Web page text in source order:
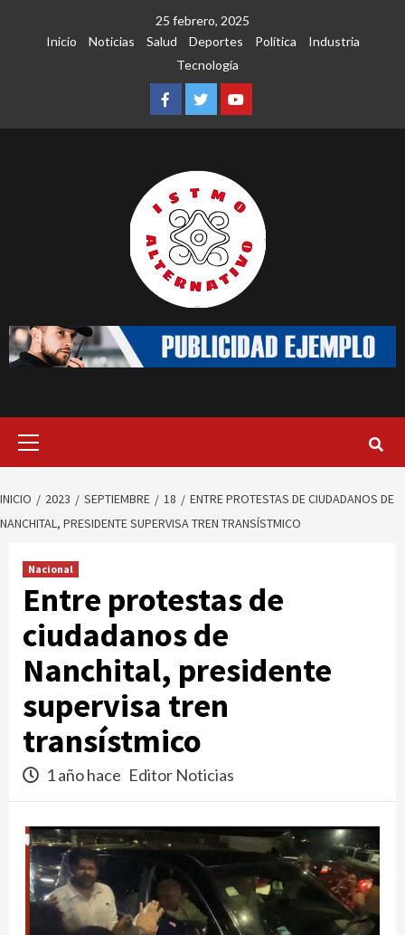
25 febrero, 2025
Inicio
Noticias Salud Deportes Política
Industria
Tecnología
Facebook
TwitterYoutube
Menú
INICIO 2023 SEPTIEMBRE 18
ENTRE PROTESTAS DE CIUDADANOS DE
NANCHITAL, PRESIDENTE SUPERVISA TREN TRANSÍSTMICO
Nacional
Entre protestas de
ciudadanos de
Nanchital, presidente
supervisa tren
transístmico
1 año hace Editor Noticias